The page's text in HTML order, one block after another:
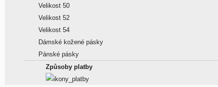
Velikost 50
Velikost 52
Velikost 54
Dámské kožené pásky
Pánské pásky
Způsoby platby